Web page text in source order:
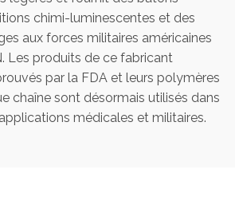
utilisable en plongée sous-
pour empêcher le
rouler
fil et œillet pour la fixation
ou une corde
chimi-luminescentes et des
aux forces militaires américaines
Les produits de ce fabricant
par la FDA et leurs polymères
chaîne sont désormais utilisés dans
médicales et militaires.